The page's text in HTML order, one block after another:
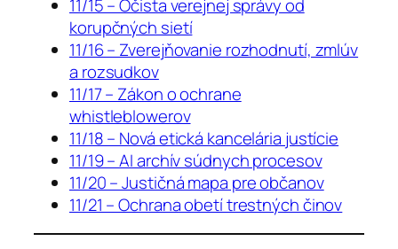
11/15 – Očista verejnej správy od
korupčných sietí
11/16 – Zverejňovanie rozhodnutí, zmlúv
a rozsudkov
11/17 – Zákon o ochrane
whistleblowerov
11/18 – Nová etická kancelária justície
11/19 – AI archív súdnych procesov
11/20 – Justičná mapa pre občanov
11/21 – Ochrana obetí trestných činov